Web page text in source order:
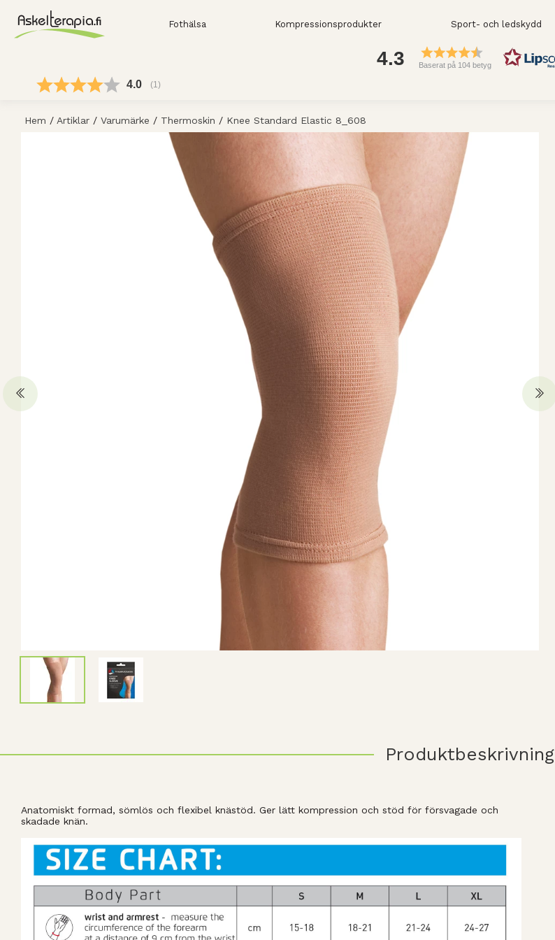
Fothälsa Kompressionsprodukter Sport- och ledskydd
4.3 Baserat på 104 betyg
Snittbetyg:
4.0 (röster:
1)
Hem / Artiklar / Varumärke / Thermoskin / Knee Standard Elastic 8_608
Produktbeskrivning
Anatomiskt formad, sömlös och flexibel knästöd. Ger lätt kompression och stöd för försvagade och
skadade knän.